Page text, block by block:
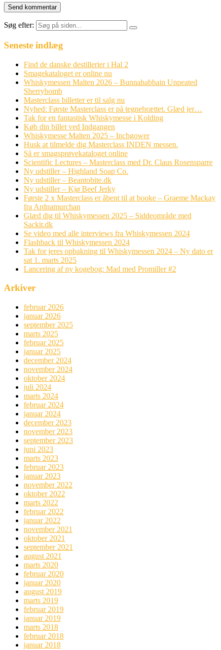
Søg efter:
Seneste indlæg
Find de danske destillerier i Hal 2
Smagekataloget er online nu
Whiskymessen Malten 2026 – Bunnahabhain Unpeated
Sherrybomb
Masterclass billetter er til salg nu
Nyhed: Første Masterclass er på tegnebrættet. Glæd jer…
Tak for en fantastisk Whiskymesse i Kolding
Køb din billet ved Indgangen
Whiskymesse Malten 2025 – Inchgower
Husk at tilmelde dig Masterclass INDEN messen.
Så er smagsprøvekataloget online
Scientific Lectures – Masterclass med Dr. Claus Rosensparre
Ny udstiller – Highland Soap Co.
Ny udstiller – Beantobite.dk
Ny udstiller – Kjø Beef Jerky
Første 2 x Masterclass er åbent til at booke – Graeme Mackay
fra Ardnamurchan
Glæd dig til Whiskymessen 2025 – Siddeområde med
Sackit.dk
Se video med alle interviews fra Whiskymessen 2024
Flashback til Whiskymessen 2024
Tak for jeres opbakning til Whiskymessen 2024 – Ny dato er
sat 1. marts 2025
Lancering af ny kogebog: Mad med Promiller #2
Arkiver
februar 2026
januar 2026
september 2025
marts 2025
februar 2025
januar 2025
december 2024
november 2024
oktober 2024
juli 2024
marts 2024
februar 2024
januar 2024
december 2023
november 2023
september 2023
juni 2023
marts 2023
februar 2023
januar 2023
november 2022
oktober 2022
marts 2022
februar 2022
januar 2022
november 2021
oktober 2021
september 2021
august 2021
marts 2020
februar 2020
januar 2020
august 2019
marts 2019
februar 2019
januar 2019
marts 2018
februar 2018
januar 2018